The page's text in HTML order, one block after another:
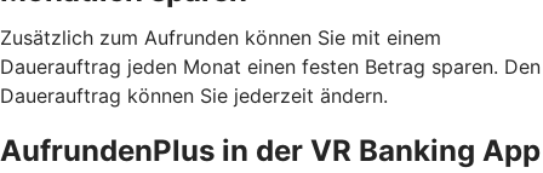
Zusätzlich zum Aufrunden können Sie mit einem
Dauerauftrag jeden Monat einen festen Betrag sparen. Den
Dauerauftrag können Sie jederzeit ändern.
AufrundenPlus in der VR Banking App